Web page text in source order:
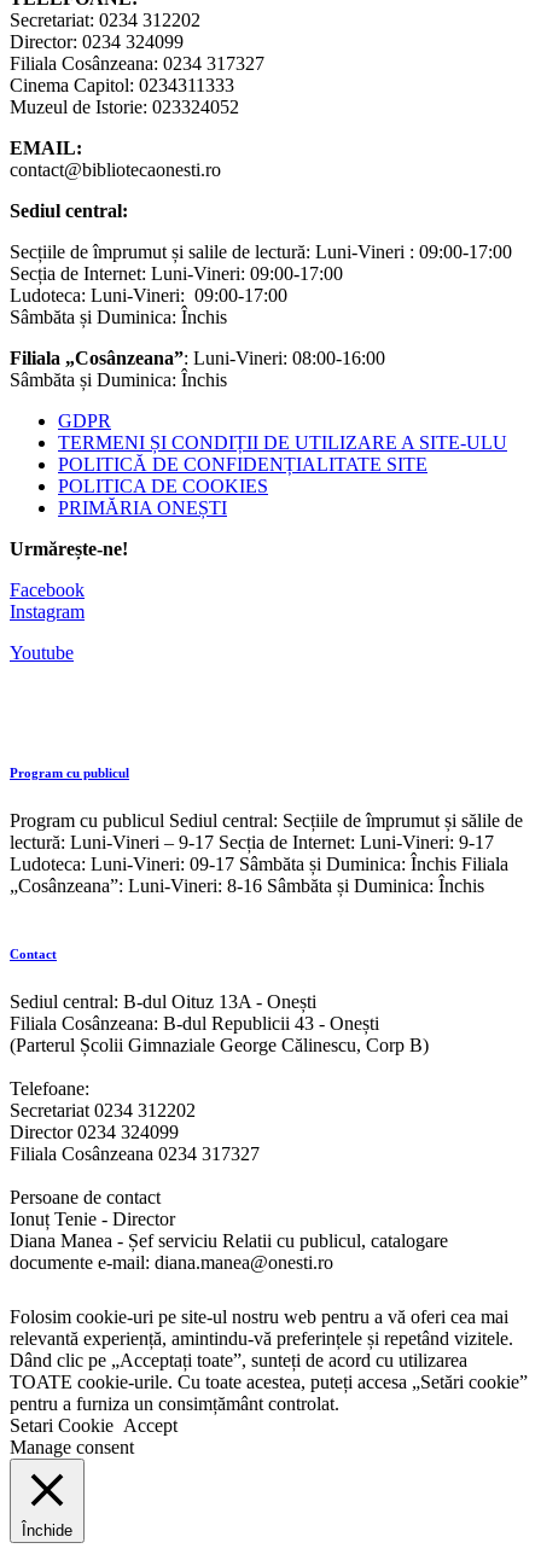
Secretariat: 0234 312202
Director: 0234 324099
Filiala Cosânzeana: 0234 317327
Cinema Capitol: 0234311333
Muzeul de Istorie: 023324052
EMAIL:
contact@bibliotecaonesti.ro
Sediul central:
Secțiile de împrumut și salile de lectură: Luni-Vineri : 09:00-17:00
Secția de Internet: Luni-Vineri: 09:00-17:00
Ludoteca: Luni-Vineri: 09:00-17:00
Sâmbăta și Duminica: Închis
Filiala „Cosânzeana”: Luni-Vineri: 08:00-16:00
Sâmbăta și Duminica: Închis
GDPR
TERMENI ȘI CONDIȚII DE UTILIZARE A SITE-ULU
POLITICĂ DE CONFIDENȚIALITATE SITE
POLITICA DE COOKIES
PRIMĂRIA ONEȘTI
Urmărește-ne!
Facebook
Instagram
Youtube
Program cu publicul
Program cu publicul Sediul central: Secțiile de împrumut și sălile de
lectură: Luni-Vineri – 9-17 Secția de Internet: Luni-Vineri: 9-17
Ludoteca: Luni-Vineri: 09-17 Sâmbăta și Duminica: Închis Filiala
„Cosânzeana”: Luni-Vineri: 8-16 Sâmbăta și Duminica: Închis
Contact
Sediul central: B-dul Oituz 13A - Onești
Filiala Cosânzeana: B-dul Republicii 43 - Onești
(Parterul Școlii Gimnaziale George Călinescu, Corp B)
Telefoane:
Secretariat 0234 312202
Director 0234 324099
Filiala Cosânzeana 0234 317327
Persoane de contact
Ionuț Tenie - Director
Diana Manea - Șef serviciu Relatii cu publicul, catalogare
documente e-mail: diana.manea@onesti.ro
Folosim cookie-uri pe site-ul nostru web pentru a vă oferi cea mai
relevantă experiență, amintindu-vă preferințele și repetând vizitele.
Dând clic pe „Acceptați toate”, sunteți de acord cu utilizarea
TOATE cookie-urile. Cu toate acestea, puteți accesa „Setări cookie”
pentru a furniza un consimțământ controlat.
Setari Cookie Accept
Manage consent
Închide